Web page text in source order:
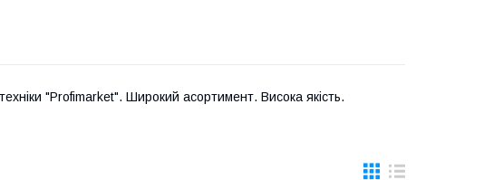
"Profimarket". Широкий асортимент. Висока якість.